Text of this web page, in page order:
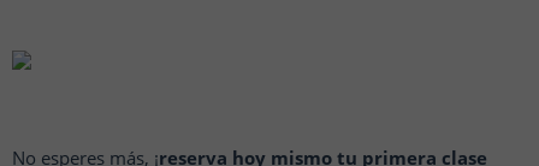
No esperes más, ¡reserva hoy mismo tu primera clase